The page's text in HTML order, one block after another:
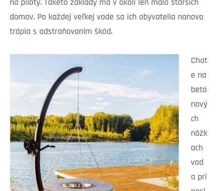
na pilóty. Takéto základy má v okolí len málo starších
domov. Po každej veľkej vode sa ich obyvatelia nanovo
trápia s odstraňovaním škôd.
Chat
e na
betó
nový
ch
nôžk
ach
vod
a pri